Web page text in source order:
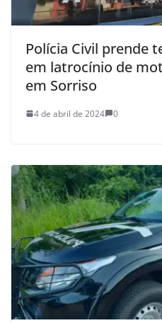
Polícia Civil prende
em latrocínio de
em Sorriso
4 de abril de 2024 0